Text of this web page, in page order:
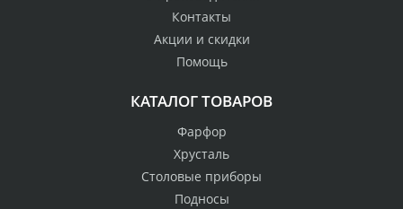
Контакты
Акции и скидки
Помощь
КАТАЛОГ ТОВАРОВ
Фарфор
Хрусталь
Столовые приборы
Подносы